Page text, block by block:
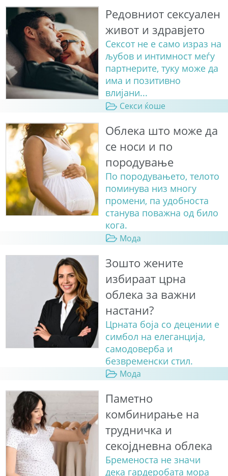
Редовниот сексуален
живот и здравјето
Сексот не е само израз на
љубов и интимност меѓу
партнерите, туку може да
има и позитивно
влијани...
Секси ќоше
Облека што може да
се носи и по
породување
По породувањето, телото
поминува низ многу
промени, па удобноста
станува поважна од било
кога.
Мода
Зошто жените
избираат црна
облека за важни
настани?
Црната боја со децении е
симбол на елеганција,
самодоверба и
безвременски стил.
Мода
Паметно
комбинирање на
трудничка и
секојдневна облека
Бременоста не значи
дека гардеробата мора